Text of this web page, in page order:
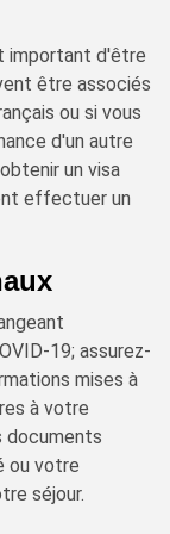
important d'être
être associés
ou si vous
d'un autre
un visa
effectuer un
19; assurez-
mises à
à votre
documents
ou votre
séjour.